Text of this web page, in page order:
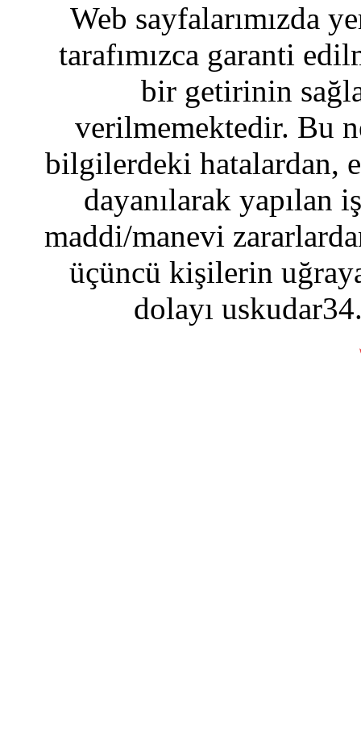
Web sayfalarımızda
tarafımızca garanti
bir getirinin
verilmemektedir. Bu
bilgilerdeki hatalardan,
dayanılarak yapılan
maddi/manevi
üçüncü kişilerin
dolayı